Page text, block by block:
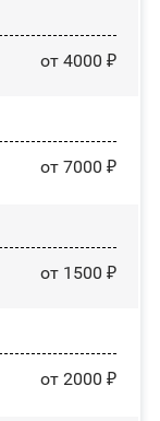
от 4000 ₽
от 7000 ₽
от 1500 ₽
от 2000 ₽